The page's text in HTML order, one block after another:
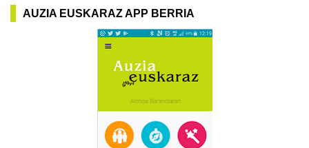
AUZIA EUSKARAZ APP BERRIA